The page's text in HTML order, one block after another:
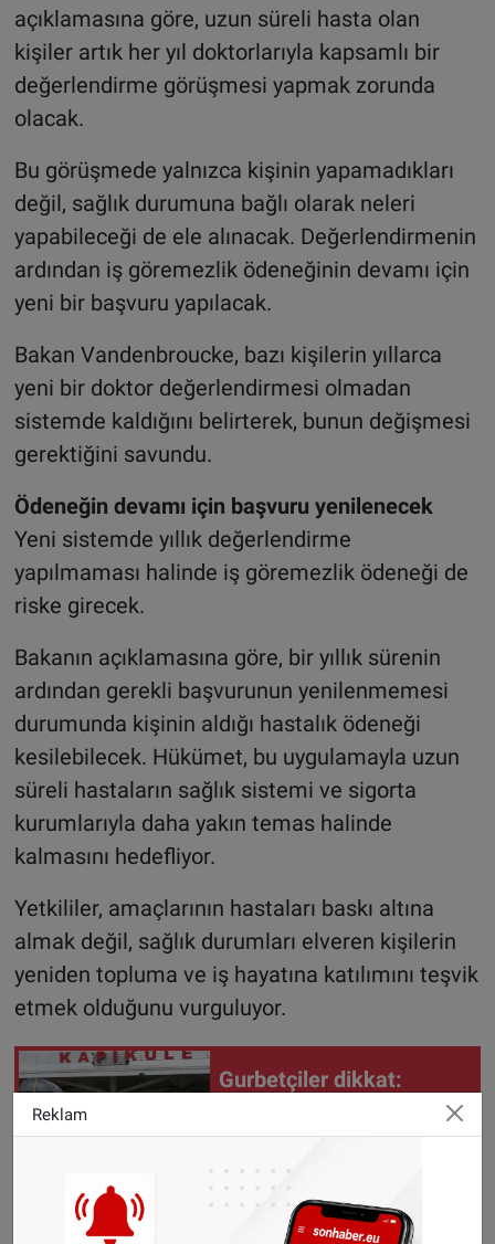
açıklamasına göre, uzun süreli hasta olan
kişiler artık her yıl doktorlarıyla kapsamlı bir
değerlendirme görüşmesi yapmak zorunda
olacak.
Bu görüşmede yalnızca kişinin yapamadıkları
değil, sağlık durumuna bağlı olarak neleri
yapabileceği de ele alınacak. Değerlendirmenin
ardından iş göremezlik ödeneğinin devamı için
yeni bir başvuru yapılacak.
Bakan Vandenbroucke, bazı kişilerin yıllarca
yeni bir doktor değerlendirmesi olmadan
sistemde kaldığını belirterek, bunun değişmesi
gerektiğini savundu.
Ödeneğin devamı için başvuru yenilenecek
Yeni sistemde yıllık değerlendirme
yapılmaması halinde iş göremezlik ödeneği de
riske girecek.
Bakanın açıklamasına göre, bir yıllık sürenin
ardından gerekli başvurunun yenilenmemesi
durumunda kişinin aldığı hastalık ödeneği
kesilebilecek. Hükümet, bu uygulamayla uzun
süreli hastaların sağlık sistemi ve sigorta
kurumlarıyla daha yakın temas halinde
kalmasını hedefliyor.
Yetkililer, amaçlarının hastaları baskı altına
almak değil, sağlık durumları elveren kişilerin
yeniden topluma ve iş hayatına katılımını teşvik
etmek olduğunu vurguluyor.
Gurbetçiler dikkat:
bırakacaksanız önce
bunu yapın
Ağır hastalar uygulamadan muaf tutulacak
Reklam